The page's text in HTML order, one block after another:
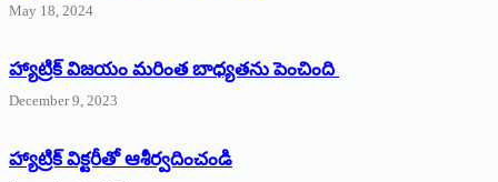
May 18, 2024
హ్యాట్రిక్ విజయం మరింత బాధ్యతను పెంచింది
December 9, 2023
హ్యాట్రిక్‌ ‌విక్టరీతో ఆశీర్వదించండి